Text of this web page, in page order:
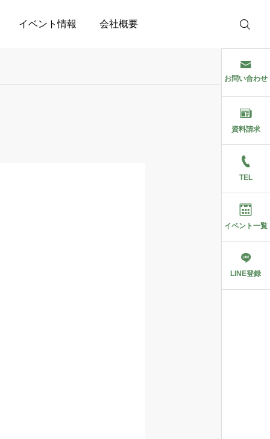
イベント情報 会社概要
お問い合わせ
資料請求
TEL
イベント一覧
LINE登録